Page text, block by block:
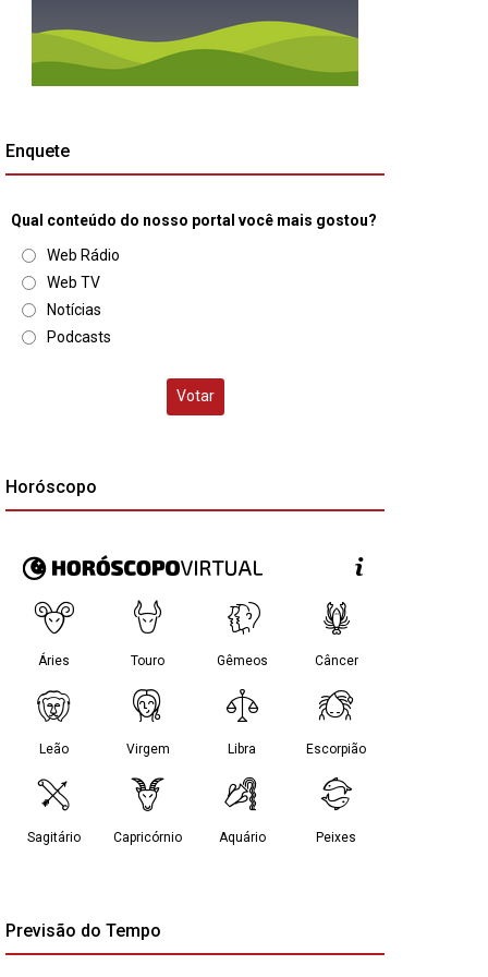
Enquete
Qual conteúdo do nosso portal você mais gostou?
Web Rádio
Web TV
Notícias
Podcasts
Votar
Horóscopo
Previsão do Tempo